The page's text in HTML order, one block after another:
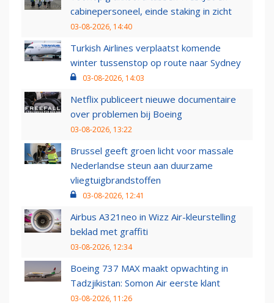
cabinepersoneel, einde staking in zicht
03-08-2026, 14:40
Turkish Airlines verplaatst komende
winter tussenstop op route naar Sydney
03-08-2026, 14:03
Netflix publiceert nieuwe documentaire
over problemen bij Boeing
03-08-2026, 13:22
Brussel geeft groen licht voor massale
Nederlandse steun aan duurzame
vliegtuigbrandstoffen
03-08-2026, 12:41
Airbus A321neo in Wizz Air-kleurstelling
beklad met graffiti
03-08-2026, 12:34
Boeing 737 MAX maakt opwachting in
Tadzjikistan: Somon Air eerste klant
03-08-2026, 11:26